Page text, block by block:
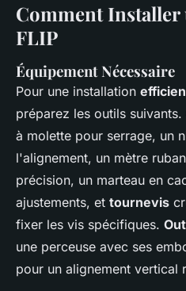
Comment Installer
FLIP
Équipement Nécessaire
Pour une installation
préparez les outils suivants.
à molette pour serrage, un
l'alignement, un mètre
précision, un marteau en
ajustements, et tournevis
fixer les vis spécifiques.
une perceuse avec ses
pour un alignement vertical